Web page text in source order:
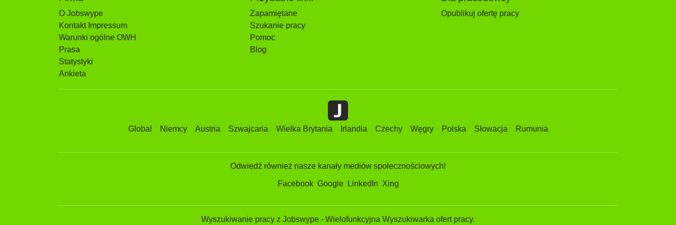
O Jobswype
Kontakt Impressum
Warunki ogólne OWH
Prasa
Statystyki
Ankieta
Zapamiętane
Szukanie pracy
Pomoc
Blog
Opublikuj ofertę pracy
Global Niemcy Austria Szwajcaria Wielka Brytania Irlandia Czechy Węgry Polska Słowacja Rumunia
Odwiedź również nasze kanały mediów społecznościowych!
Facebook Google LinkedIn Xing
Wyszukiwanie pracy z Jobswype - Wielofunkcyjna Wyszukiwarka ofert pracy.